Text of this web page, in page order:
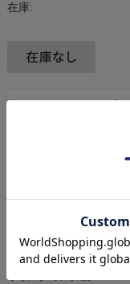
在庫:
◆サルグミンヌ製「